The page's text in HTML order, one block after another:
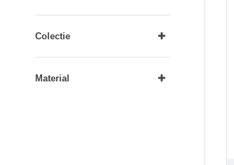
Colectie
Material